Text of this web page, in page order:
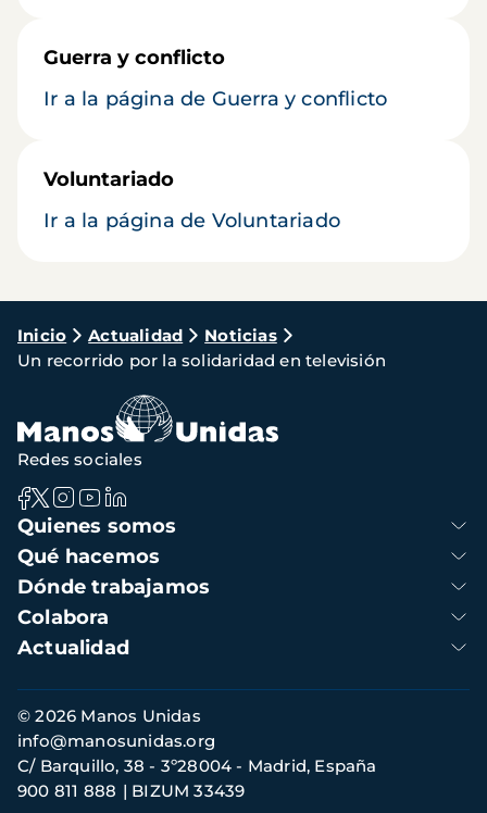
Guerra y conflicto
Ir a la página de Guerra y conflicto
Voluntariado
Ir a la página de Voluntariado
Ruta
de
navegación
Inicio Actualidad
Noticias
Un recorrido por la solidaridad en televisión
Navegación
principal
Quienes somos
Qué hacemos
Dónde trabajamos
Colabora
Actualidad
Redes sociales
Información
de
contacto
© 2026 Manos Unidas
C/ Barquillo, 38 - 3º28004 - Madrid, España
900 811 888
BIZUM 33439
info@manosunidas.org